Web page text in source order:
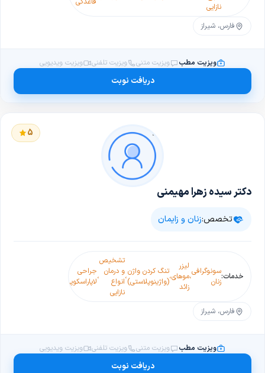
نازایی
فارس، شیراز
ویزیت مطب ویزیت متنی ویزیت تلفنی ویزیت ویدیویی
دریافت نوبت
5
دکتر سیده زهرا مهیمنی
تخصص:زنان و زایمان
خدمات:سونوگرافی
زنان
،
لیزر
موهای
زائد
،تنگ کردن واژن
(واژینوپلاستی)،
تشخیص
و درمان
انواع
نازایی
،جراحی
لاپاراسکوپی
فارس، شیراز
ویزیت مطب ویزیت متنی ویزیت تلفنی ویزیت ویدیویی
دریافت نوبت